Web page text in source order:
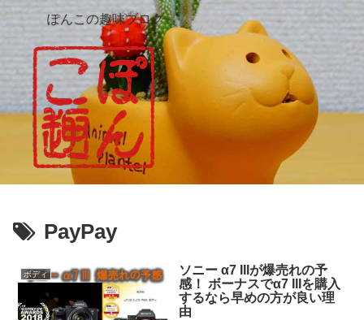
ぽんこの趣味ブログ
PayPay
ボディ
ソニー α7 IIIが爆売れの予
感！ ボーナスでα7 IIIを購入
するなら早めの方が良い理
由